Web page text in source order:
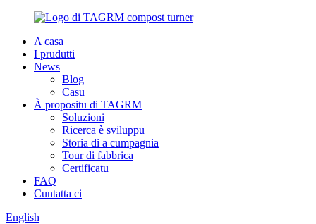
A casa
I prudutti
News
Blog
Casu
À propositu di TAGRM
Soluzioni
Ricerca è sviluppu
Storia di a cumpagnia
Tour di fabbrica
Certificatu
FAQ
Cuntatta ci
English